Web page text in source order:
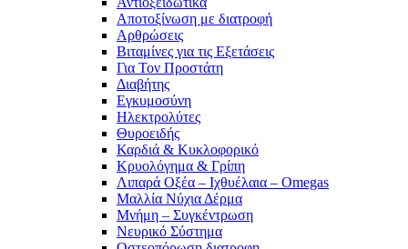
Αποτοξίνωση με διατροφή
Αρθρώσεις
Βιταμίνες για τις Εξετάσεις
Για Τον Προστάτη
Διαβήτης
Εγκυμοσύνη
Ηλεκτρολύτες
Θυροειδής
Καρδιά & Κυκλοφορικό
Κρυολόγημα & Γρίπη
Λιπαρά Οξέα – Ιχθυέλαια – Omegas
Μαλλία Νύχια Δέρμα
Μνήμη – Συγκέντρωση
Νευρικό Σύστημα